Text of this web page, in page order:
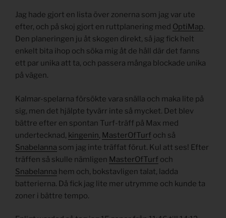
Jag hade gjort en lista över zonerna som jag var ute
efter, och på skoj gjort en ruttplanering med OptiMap.
Den planeringen ju åt skogen direkt, så jag fick helt
enkelt bita ihop och söka mig åt de håll där det fanns
ett par unika att ta, och passera många blockade unika
på vägen.
Kalmar-spelarna försökte vara snälla och maka lite på
sig, men det hjälpte tyvärr inte så mycket. Det blev
bättre efter en spontan Turf-träff på Max med
undertecknad, kingenin, MasterOfTurf och så
Snabelanna som jag inte träffat förut. Kul att ses! Efter
träffen så skulle nämligen MasterOfTurf och
Snabelanna hem och, bokstavligen talat, ladda
batterierna. Då fick jag lite mer utrymme och kunde ta
zoner i bättre tempo.